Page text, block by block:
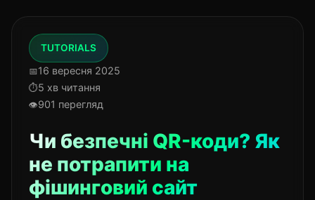
TUTORIALS
16 вересня 2025
5 хв читання
901 перегляд
Чи безпечні QR-коди? Як
не потрапити на
фішинговий сайт